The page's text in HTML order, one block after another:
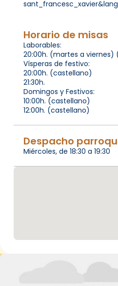
Horario de misas
Laborables:
20:00h. (martes a viernes)
Vísperas de festivo:
20:00h. (castellano)
21:30h.
Domingos y Festivos:
10:00h. (castellano)
12:00h. (castellano)
Despacho
Miércoles, de 18:30 a 19:30